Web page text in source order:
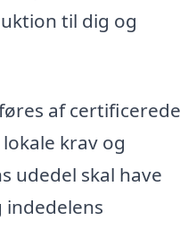
til dig og
af certificerede
krav og
udedel skal have